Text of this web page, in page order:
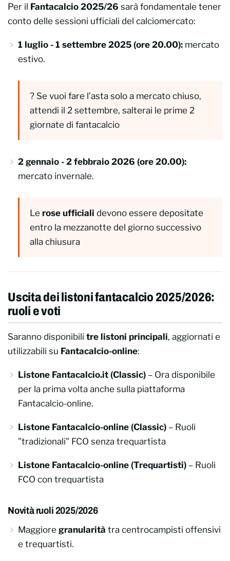
Per il Fantacalcio 2025/26 sarà fondamentale tener
conto delle sessioni ufficiali del calciomercato:
1 luglio - 1 settembre 2025 (ore 20.00): mercato
estivo.
? Se vuoi fare l’asta solo a mercato chiuso,
attendi il 2 settembre, salterai le prime 2
giornate di fantacalcio
2 gennaio - 2 febbraio 2026 (ore 20.00):
mercato invernale.
Le rose ufficiali devono essere depositate
entro la mezzanotte del giorno successivo
alla chiusura
Uscita dei listoni fantacalcio 2025/2026:
ruoli e voti
Saranno disponibili tre listoni principali, aggiornati e
utilizzabili su Fantacalcio-online:
Listone Fantacalcio.it (Classic) – Ora disponibile
per la prima volta anche sulla piattaforma
Fantacalcio-online.
Listone Fantacalcio-online (Classic) – Ruoli
"tradizionali" FCO senza trequartista
Listone Fantacalcio-online (Trequartisti) – Ruoli
FCO con trequartista
Novità ruoli 2025/2026
Maggiore granularità tra centrocampisti offensivi
e trequartisti.